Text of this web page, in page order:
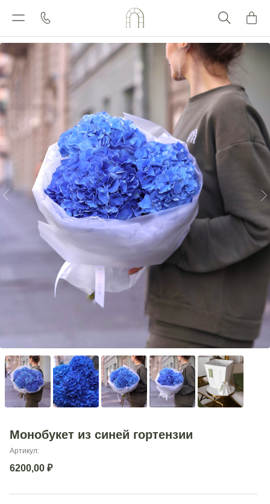
Монобукет из синей гортензии
Артикул:
6200,00 ₽